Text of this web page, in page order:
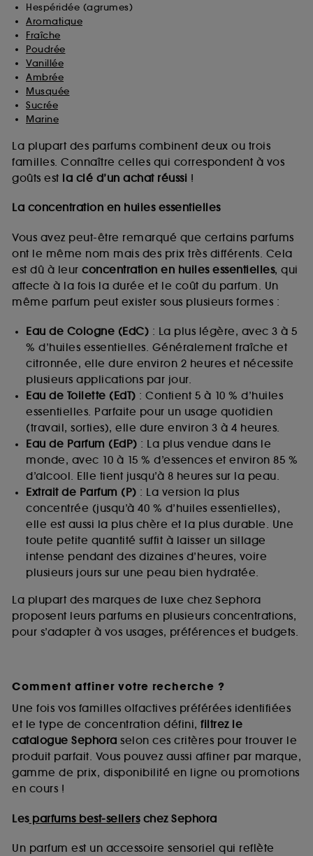
Hespéridée (agrumes)
Aromatique
Fraîche
Poudrée
Vanillée
Ambrée
Musquée
Sucrée
Marine
La plupart des parfums combinent deux ou trois
familles. Connaître celles qui correspondent à vos
goûts est la clé d’un achat réussi !
La concentration en huiles essentielles
Vous avez peut-être remarqué que certains parfums
ont le même nom mais des prix très différents. Cela
est dû à leur concentration en huiles essentielles, qui
affecte à la fois la durée et le coût du parfum. Un
même parfum peut exister sous plusieurs formes :
Eau de Cologne (EdC) : La plus légère, avec 3 à 5
% d’huiles essentielles. Généralement fraîche et
citronnée, elle dure environ 2 heures et nécessite
plusieurs applications par jour.
Eau de Toilette (EdT) : Contient 5 à 10 % d’huiles
essentielles. Parfaite pour un usage quotidien
(travail, sorties), elle dure environ 3 à 4 heures.
Eau de Parfum (EdP) : La plus vendue dans le
monde, avec 10 à 15 % d’essences et environ 85 %
d’alcool. Elle tient jusqu’à 8 heures sur la peau.
Extrait de Parfum (P) : La version la plus
concentrée (jusqu’à 40 % d’huiles essentielles),
elle est aussi la plus chère et la plus durable. Une
toute petite quantité suffit à laisser un sillage
intense pendant des dizaines d’heures, voire
plusieurs jours sur une peau bien hydratée.
La plupart des marques de luxe chez Sephora
proposent leurs parfums en plusieurs concentrations,
pour s’adapter à vos usages, préférences et budgets.
Comment affiner votre recherche ?
Une fois vos familles olfactives préférées identifiées
et le type de concentration défini, filtrez le
catalogue Sephora selon ces critères pour trouver le
produit parfait. Vous pouvez aussi affiner par marque,
gamme de prix, disponibilité en ligne ou promotions
en cours !
Lesparfums best-sellerschez Sephora
Un parfum est un accessoire sensoriel qui reflète